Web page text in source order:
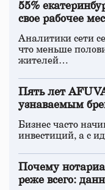
55%
свое рабочее
Аналитики сети
что меньше
жителей…
Пять лет
узнаваемым
Бизнес часто
инвестиций, а с
Почему
реже всего: